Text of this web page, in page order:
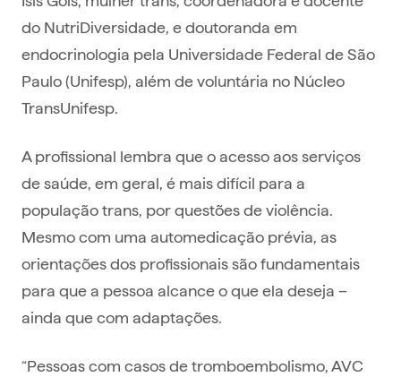
do NutriDiversidade, e doutoranda em
endocrinologia pela Universidade Federal de São
Paulo (Unifesp), além de voluntária no Núcleo
TransUnifesp.
A profissional lembra que o acesso aos serviços
de saúde, em geral, é mais difícil para a
população trans, por questões de violência.
Mesmo com uma automedicação prévia, as
orientações dos profissionais são fundamentais
para que a pessoa alcance o que ela deseja –
ainda que com adaptações.
“Pessoas com casos de tromboembolismo, AVC